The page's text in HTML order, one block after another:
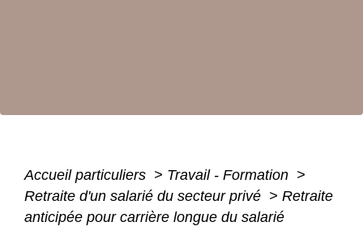
Accueil particuliers > Travail - Formation >
Retraite d'un salarié du secteur privé > Retraite
anticipée pour carrière longue du salarié